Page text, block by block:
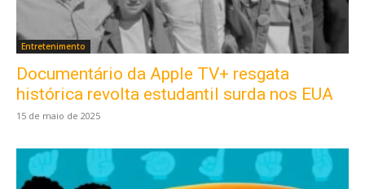
Entretenimento
Documentário da Apple TV+ resgata
histórica revolta estudantil surda nos EUA
15 de maio de 2025